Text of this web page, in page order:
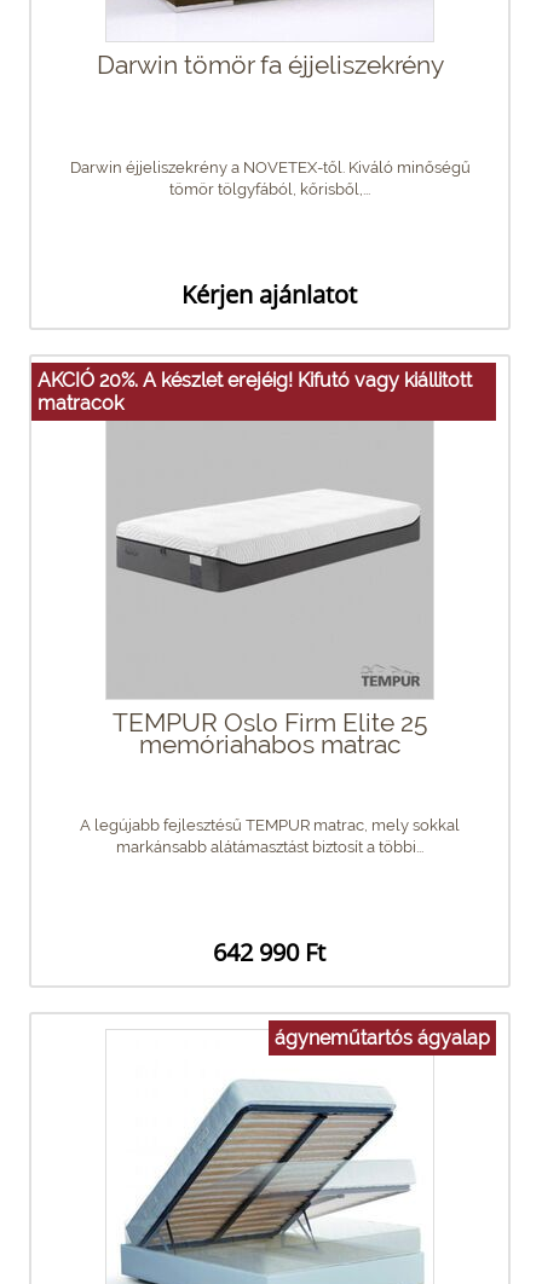
Darwin tömör fa éjjeliszekrény
Darwin éjjeliszekrény a NOVETEX-től. Kiváló minőségű
tömör tölgyfából, kőrisből,...
Kérjen ajánlatot
AKCIÓ 20%. A készlet erejéig! Kifutó vagy kiállitott
matracok
TEMPUR Oslo Firm Elite 25
memóriahabos matrac
A legújabb fejlesztésű TEMPUR matrac, mely sokkal
markánsabb alátámasztást biztosít a többi...
642 990 Ft
ágyneműtartós ágyalap